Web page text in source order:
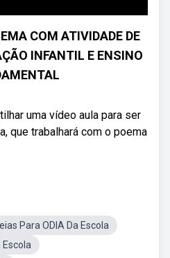
COM ATIVIDADE DE
INFANTIL E ENSINO
uma vídeo aula para ser
que trabalhará com o poema
Para ODIA Da Escola